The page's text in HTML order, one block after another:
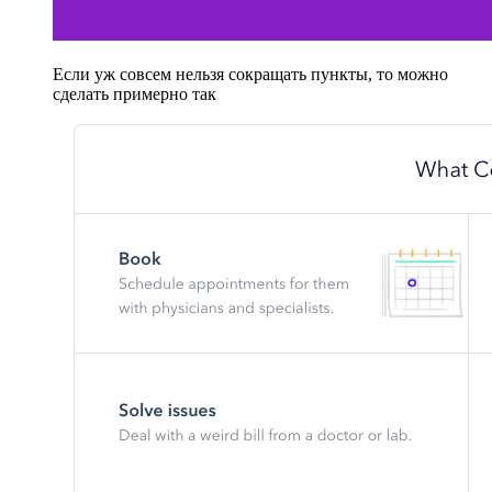
Если уж совсем нельзя сокращать пункты, то можно
сделать примерно так